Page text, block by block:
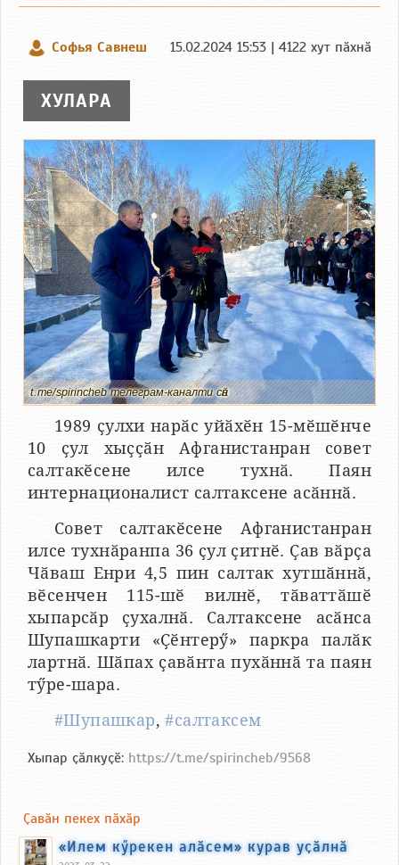
Софья Савнеш 15.02.2024 15:53 | 4122 хут пӑхнӑ
ХУЛАРА
t.me/spirincheb телеграм-каналти сӑн
1989 ҫулхи нарӑс уйӑхӗн 15-мӗшӗнче
10 ҫул хыҫҫӑн Афганистанран совет
салтакӗсене илсе тухнӑ. Паян
интернационалист салтаксене асӑннӑ.
Совет салтакӗсене Афганистанран
илсе тухнӑранпа 36 ҫул ҫитнӗ. Ҫав вӑрҫа
Чӑваш Енри 4,5 пин салтак хутшӑннӑ,
вӗсенчен 115-шӗ вилнӗ, тӑваттӑшӗ
хыпарсӑр ҫухалнӑ. Салтаксене асӑнса
Шупашкарти «Ҫӗнтерӳ» паркра палӑк
лартнӑ. Шӑпах ҫавӑнта пухӑннӑ та паян
тӳре-шара.
#Шупашкар,#салтаксем
Хыпар ҫӑлкуҫӗ: https://t.me/spirincheb/9568
Ҫавӑн пекех пӑхӑр
«Илем кӳрекен алӑсем» курав уҫӑлнӑ